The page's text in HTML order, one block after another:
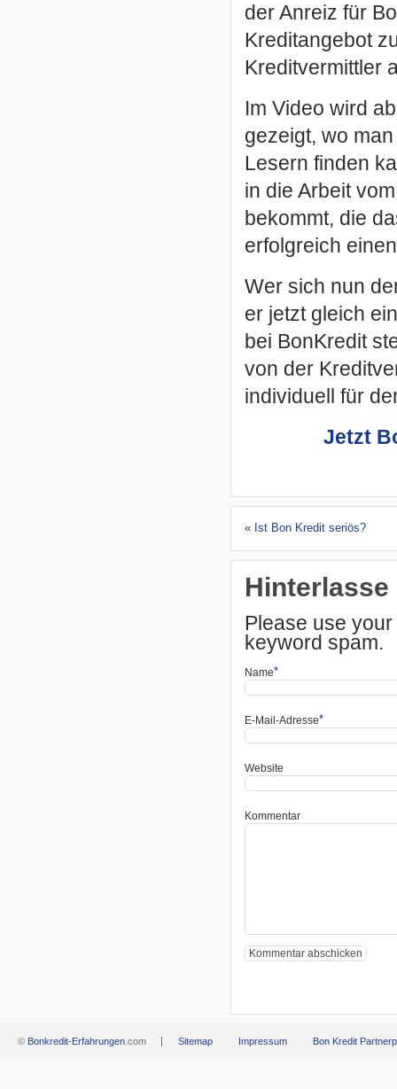
der Anreiz für
Kreditangebot
Kreditvermittler
Im Video wird
gezeigt, wo man
Lesern finden
in die Arbeit
bekommt, die
erfolgreich
Wer sich nun
er jetzt gleich
bei BonKredit
von der
individuell für
Jetzt
« Ist Bon Kredit seriös?
Please use
keyword spam.
Name*
E-Mail-Adresse*
Website
Kommentar
© Bonkredit-Erfahrungen .com Sitemap Impressum Bon Kredit